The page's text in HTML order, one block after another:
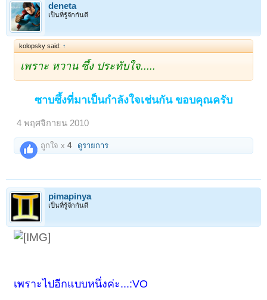
deneta
เป็นที่รู้จักกันดี
kolopsky said: ↑
เพราะ หวาน ซึ้ง ประทับใจ.....
ซาบซึ้งที่มาเป็นกำลังใจเช่นกัน ขอบคุณครับ
4 พฤศจิกายน 2010
ถูกใจ x4 ดูรายการ
pimapinya
เป็นที่รู้จักกันดี
เพราะไปอีกแบบหนึ่งค่ะ...:VO